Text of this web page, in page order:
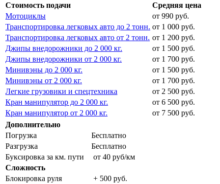
Стоимость подачи
Средняя цена
Мотоциклы
от 990 руб.
Транспортировка легковых авто до 2 тонн. от 1 000 руб.
Транспортировка легковых авто от 2 тонн. от 1 200 руб.
Джипы внедорожники до 2 000 кг.
от 1 500 руб.
Джипы внедорожники от 2 000 кг.
от 1 700 руб.
Минивэны до 2 000 кг.
от 1 500 руб.
Минивэны от 2 000 кг.
от 1 700 руб.
Легкие грузовики и спецтехника
от 2 500 руб.
Кран манипулятор до 2 000 кг.
от 6 500 руб.
Кран манипулятор от 2 000 кг.
от 7 500 руб.
Дополнительно
Погрузка
Бесплатно
Разгрузка
Бесплатно
Буксировка за км. пути
от 40 руб/км
Сложность
Блокировка руля
+ 500 руб.